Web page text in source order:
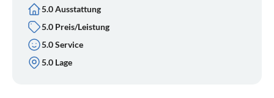
5.0 Ausstattung
5.0 Preis/Leistung
5.0 Service
5.0 Lage